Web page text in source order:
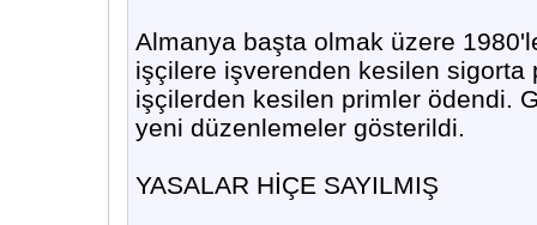
Almanya başta olmak üzere
işçilere işverenden kesilen
işçilerden kesilen primler ödendi.
yeni düzenlemeler gösterildi.
YASALAR HİÇE SAYILMIŞ